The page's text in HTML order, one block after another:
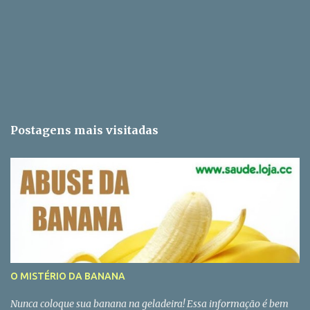
Postagens mais visitadas
O MISTÉRIO DA BANANA
Nunca coloque sua banana na geladeira! Essa informação é bem